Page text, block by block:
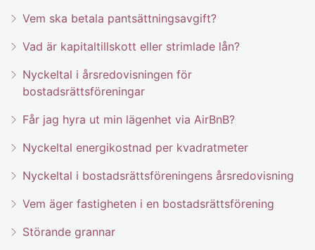
Vem ska betala pantsättningsavgift?
Vad är kapitaltillskott eller strimlade lån?
Nyckeltal i årsredovisningen för
bostadsrättsföreningar
Får jag hyra ut min lägenhet via AirBnB?
Nyckeltal energikostnad per kvadratmeter
Nyckeltal i bostadsrättsföreningens årsredovisning
Vem äger fastigheten i en bostadsrättsförening
Störande grannar